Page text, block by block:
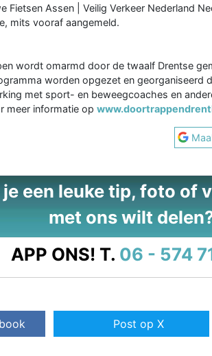
Fietsen Assen | Veilig Verkeer Nederland
mits vooraf aangemeld.
wordt omarmd door de twaalf Drentse
worden opgezet en georganiseerd
met sport- en beweegcoaches en
meer informatie op
je een leuke tip, foto of
met ons wilt
APP ONS! T. 06 - 574
Post op X